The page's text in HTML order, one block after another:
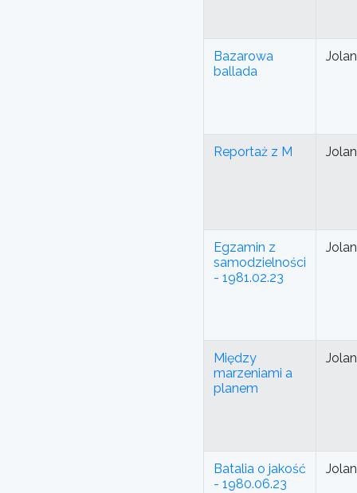
Bazarowa
ballada
Reportaż z M
Egzamin z
samodzielności
- 1981.02.23
Między
marzeniami a
planem
Batalia o jakość
- 1980.06.23